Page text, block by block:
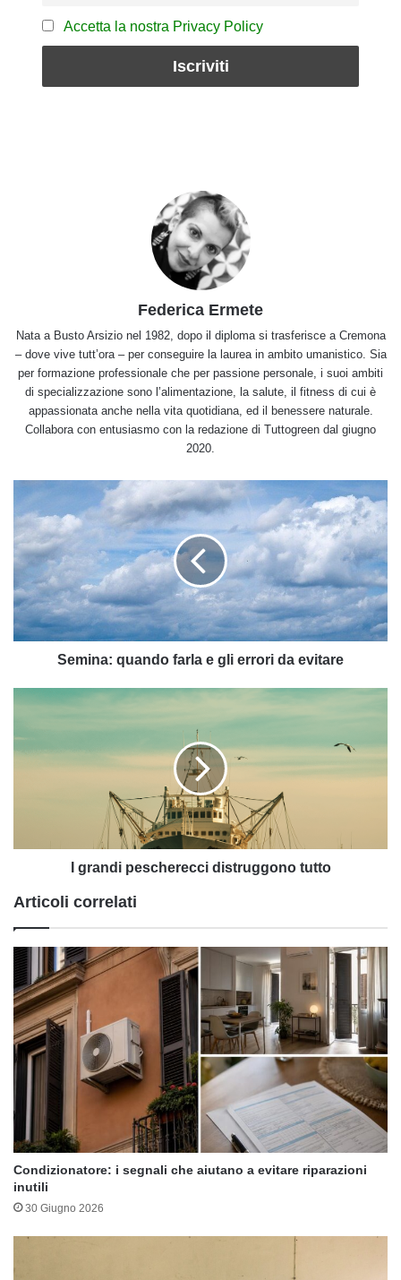
Accetta la nostra Privacy Policy
Federica Ermete
Nata a Busto Arsizio nel 1982, dopo il diploma si trasferisce a Cremona
– dove vive tutt’ora – per conseguire la laurea in ambito umanistico. Sia
per formazione professionale che per passione personale, i suoi ambiti
di specializzazione sono l’alimentazione, la salute, il fitness di cui è
appassionata anche nella vita quotidiana, ed il benessere naturale.
Collabora con entusiasmo con la redazione di Tuttogreen dal giugno
2020.
quando
farla
e
gli
errori
da
evitare
Semina: quando farla e gli errori da evitare
I
pescherecci
distruggono
I grandi pescherecci distruggono tutto
Articoli correlati
Condizionatore: i segnali che aiutano a evitare riparazioni
inutili
30 Giugno 2026